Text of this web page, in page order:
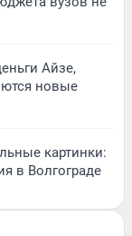
Айзе,
новые
картинки:
в Волгограде